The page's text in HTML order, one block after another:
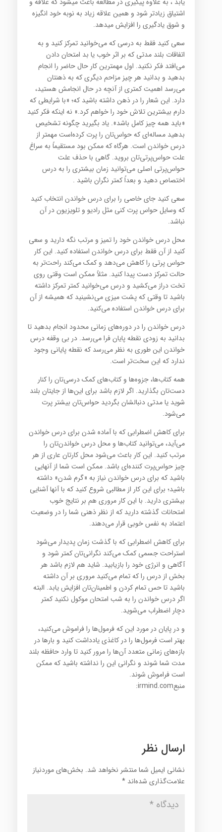
اشتیاق زیادتر شود و ‏همین علاقه زیاد به نوبه خود انگیزه
و شوق یادگیری را افزایش میدهد‎.‎
سعی کنید فقط به درسی که می‌خوانید تمرکز کنید و به
اتفاقات بلند مدتی که بر اثر خوب یا بد امتحان دادن
می‌افتد فکر ‏نکنید. اول مهمترین کار حال حاضر را انجام
بدهید و بدانید هر چیز مزاحم دیگری که به ذهنتان
می‌رسد اهمیت کمتری از ‏آنچه در حال انجامش هستید،
دارد. این شعار را در ذهن داشته باشید که؛ «با شرایطی که
دارم بیشترین تلاش خود را ‏خواهم کرد.» نه اینکه فکر کنید
«باید همه چیز کامل باشد». یاد بگیرید چگونه تشخیص
بدهید مساله‌ای که حواس‌تان را ‏پرت کرده‌است مهمتر از
درس خواندن است. هرگاه که ممکن بود مستقیماً به سراغ
علت حواس‌پرتی‌تان بروید. گاهی با ‏حذف علت
حواس‌پرتی اصلی می‌توانید زمان بیشتری را به درس
اختصاص دهید و بعداً کمتر نگران باشید‎. ‎
سعی کنید جای خاصی را برای درس خواندن انتخاب کنید
که وسایل حواس پرت کنی مثل رادیو و تلویزیون در آن
نباشد‎.‎
محل درس خواندن خود را تمیز و مرتب نگه دارید و سعی
کنید از آن فقط برای درس خواندن استفاده کنید. این کار
حواس ‏پرتی را کاهش می‌دهد و کمک می‌کند راحت‌تر به
حالت تمرکز دست پیدا كنید. مثلاً ممکن است وقتی روی
تخت دراز ‏می‌کشید و درس می‌خوانید کمتر تمرکز داشته
باشید تا وقتی که پشت میزی می‌نشینید که همیشه از آن
برای درس ‏خواندن استفاده می‌کنید‎.‎
درس خواندن را در دوره‌های زمانی محدود انجام بدهید تا
بدانید به زودی نقطه پایان فرا می‌رسد. در بی وقفه درس
خواندن ‏این طوری به نظر می‌رسد كه نقطه پایانی وجود
ندارد كه این سخت‌تر است‎.‎
همه کتاب‌ها، جزوه‌ها و کتاب‌های کمک درسی‌تان را کنار
دست‌تان بگذارید. اگر لازم باشد برای این‌ها از جایتان بلند
شوید ‏یا مدتی دنبالشان بگردید حواس‌تان بیشتر پرت
می‌شود‎.‎
برای کاهش اضطرابی که با آماده شدن برای درس خواندن
می‌آید، می‌توانید کتاب‌ها و محل درس خواندن‌تان را
مرتب ‏کنید. این کار باعث می‌شود محل کارتان عاری از هر
چیز حواس‌پرت کننده‌ای باشد. ممکن است شما از آنهایی
باشید که ‏برای درس خواندن نیاز به «گرم شدن» داشته
باشید؛ برای این کار از مطالبی شروع کنید که با آنها آشنایی
بیشتری دارید. ‏با این کار مروری هم بر نتایج خوب
امتحانات گذشته دارید که از نظر ذهنی شما را در وضعیت
اعتماد به نفس خوبی قرار ‏می‌دهند‎.‎
برای کاهش اضطرابی که با گذشت زمان پدیدار می‌شود
استراحت جسمی کمک می‌کند نگرانی‌تان کمتر شود و
آگاهی و ‏انرژی خود را بازیابید. شاید هم لازم باشد هر
بخش از درس را که تمام می‌کنید مروری بر آن داشته
باشید تا حس تمام ‏کردن و اطمینان‌تان افزایش یابد. البته
اگر درس خواندن را به شب امتحان موکول نکنید کمتر
دچار اضطراب می‌شوید‎.‎
و در پایان در مورد این که فرمول‌ها را فراموش می‌كنید،
بهتر است فرمول‌ها را در کاغذی یادداشت كنید و بارها در
‏بازه‌های زمانی متعدد آن‌ها را مرور كنید تا وارد حافظه بلند
مدت شما شوند و نگرانی این را نداشته باشید که ممکن
است ‏فراموش شوند‎.‎
منبع‎:irmind.com‎
ارسال نظر
نشانی ایمیل شما منتشر نخواهد شد. بخش‌های موردنیاز
علامت‌گذاری شده‌اند *